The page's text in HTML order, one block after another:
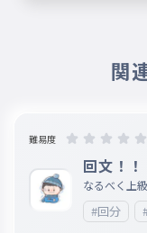
関
難易度
回文！！
なるべく上
#回分